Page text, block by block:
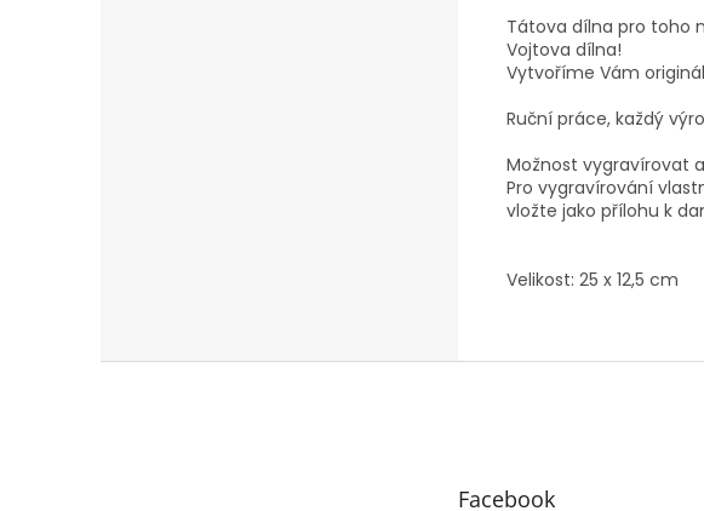
Tátova dílna pro toho
Vojtova dílna!
Vytvoříme Vám
Ruční práce, každý
Možnost vygravírovat
Pro vygravírování
vložte jako přílohu k
Velikost: 25 x 12,5 cm
Facebook